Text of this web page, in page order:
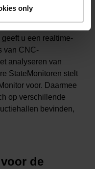
only
de
u een realtime-
van CNC-
analyseren van
StateMonitoren stelt
voor. Daarmee
op verschillende
bevinden,
de